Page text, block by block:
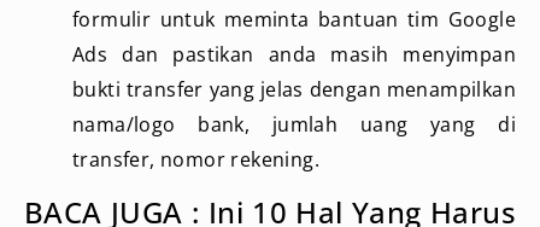
formulir untuk meminta bantuan tim Google
Ads dan pastikan anda masih menyimpan
bukti transfer yang jelas dengan menampilkan
nama/logo bank, jumlah uang yang di
transfer, nomor rekening.
BACA JUGA : Ini 10 Hal Yang Harus